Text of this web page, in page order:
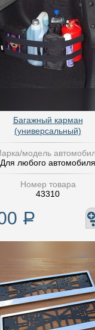
Багажный карман
(универсальный)
модель
Для любого автомобиля
Номер товара
43310
Р